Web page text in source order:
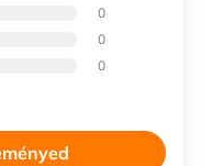
0
0
0